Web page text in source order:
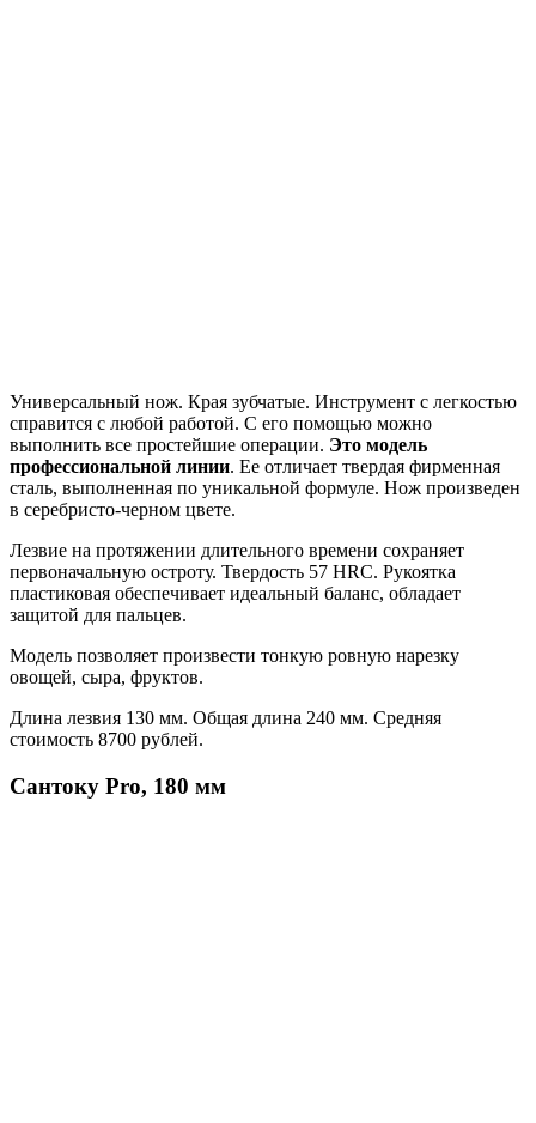
Универсальный нож. Края зубчатые. Инструмент с легкостью
справится с любой работой. С его помощью можно
выполнить все простейшие операции. Это модель
профессиональной линии. Ее отличает твердая фирменная
сталь, выполненная по уникальной формуле. Нож произведен
в серебристо-черном цвете.
Лезвие на протяжении длительного времени сохраняет
первоначальную остроту. Твердость 57 HRC. Рукоятка
пластиковая обеспечивает идеальный баланс, обладает
защитой для пальцев.
Модель позволяет произвести тонкую ровную нарезку
овощей, сыра, фруктов.
Длина лезвия 130 мм. Общая длина 240 мм. Средняя
стоимость 8700 рублей.
Сантоку Pro, 180 мм